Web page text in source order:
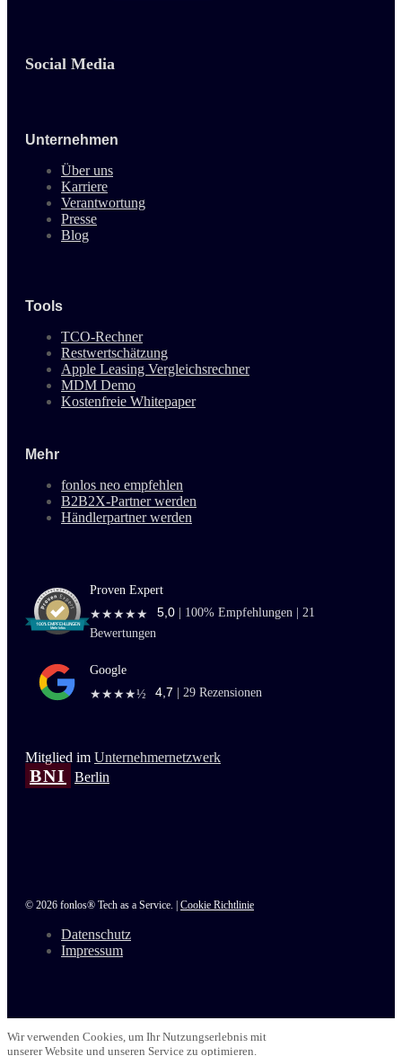
Social Media
Unternehmen
Über uns
Karriere
Verantwortung
Presse
Blog
Tools
TCO-Rechner
Restwertschätzung
Apple Leasing Vergleichsrechner
MDM Demo
Kostenfreie Whitepaper
Mehr
fonlos neo empfehlen
B2B2X-Partner werden
Händlerpartner werden
Proven Expert
★★★★★
5,0 100% Empfehlungen | 21
Bewertungen
Google
★★★★½
4,7 29 Rezensionen
Mitglied im Unternehmernetzwerk
BNI Berlin
© 2026 fonlos® Tech as a Service. | Cookie Richtlinie
Datenschutz
Impressum
Wir verwenden Cookies, um Ihr Nutzungserlebnis mit
unserer Website und unseren Service zu optimieren.